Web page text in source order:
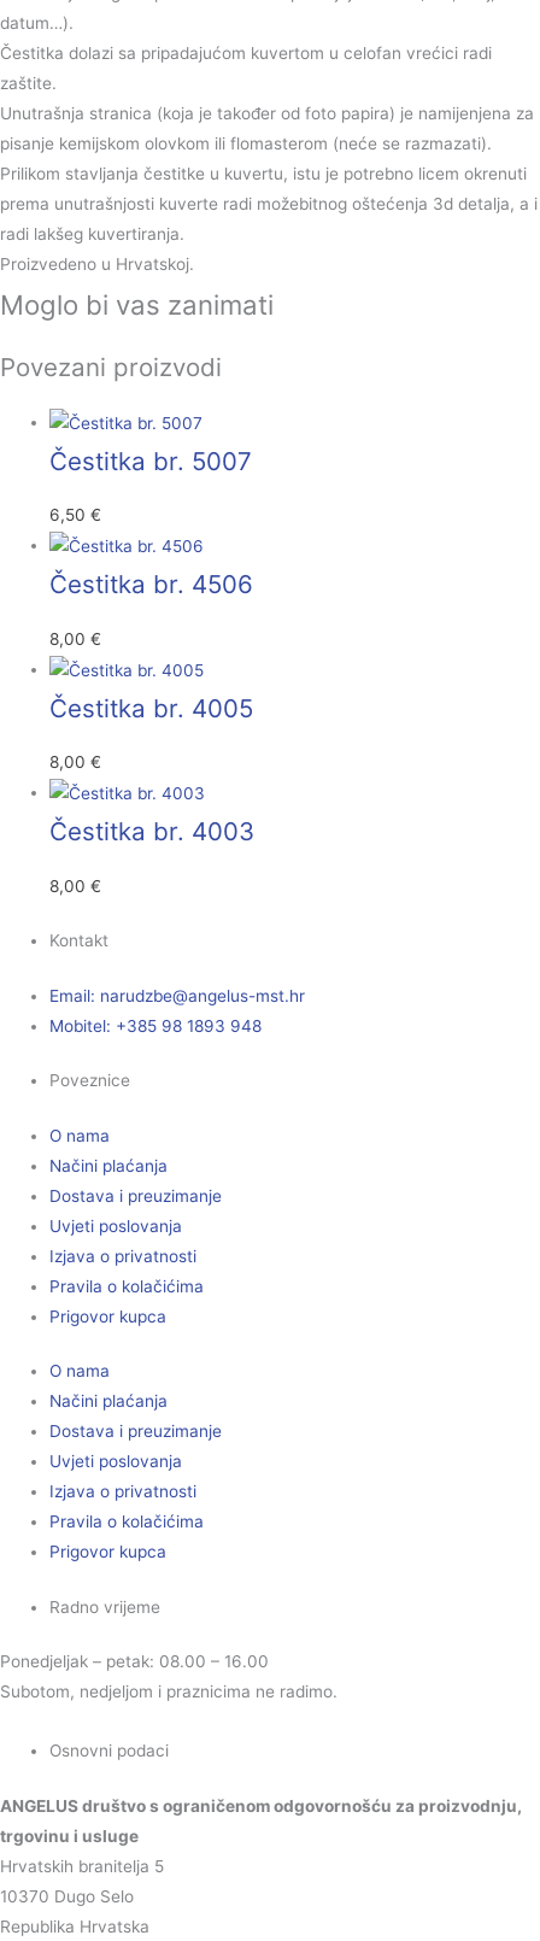
datum…).
Čestitka dolazi sa pripadajućom kuvertom u celofan vrećici radi
zaštite.
Unutrašnja stranica (koja je također od foto papira) je namijenjena za
pisanje kemijskom olovkom ili flomasterom (neće se razmazati).
Prilikom stavljanja čestitke u kuvertu, istu je potrebno licem okrenuti
prema unutrašnjosti kuverte radi možebitnog oštećenja 3d detalja, a i
radi lakšeg kuvertiranja.
Proizvedeno u Hrvatskoj.
Moglo bi vas zanimati
Povezani proizvodi
Čestitka br. 5007
6,50€
Čestitka br. 4506
8,00€
Čestitka br. 4005
8,00€
Čestitka br. 4003
8,00€
Kontakt
Email: rh.tsm-sulegna
@ebzduran
Mobitel: +385 98 1893 948
Poveznice
O nama
Načini plaćanja
Dostava i preuzimanje
Uvjeti poslovanja
Izjava o privatnosti
Pravila o kolačićima
Prigovor kupca
O nama
Načini plaćanja
Dostava i preuzimanje
Uvjeti poslovanja
Izjava o privatnosti
Pravila o kolačićima
Prigovor kupca
Radno vrijeme
Ponedjeljak – petak: 08.00 – 16.00
Subotom, nedjeljom i praznicima ne radimo.
Osnovni podaci
ANGELUS društvo s ograničenom odgovornošću za proizvodnju,
trgovinu i usluge
Hrvatskih branitelja 5
10370 Dugo Selo
Republika Hrvatska